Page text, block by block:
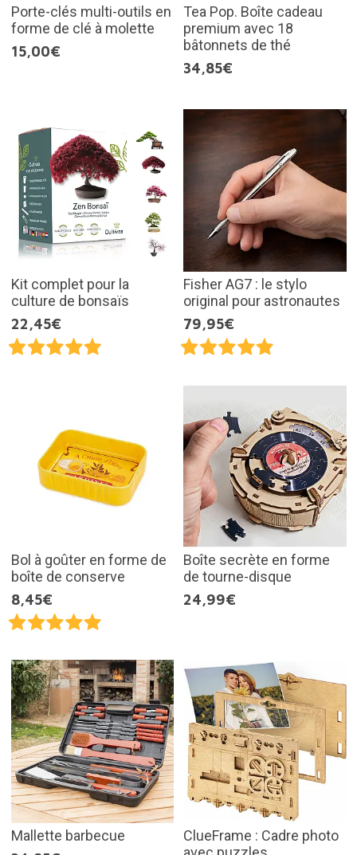
Porte-clés multi-outils en
forme de clé à molette
15,00€
Tea Pop. Boîte cadeau
premium avec 18
bâtonnets de thé
34,85€
Kit complet pour la
culture de bonsaïs
22,45€
Fisher AG7 : le stylo
original pour astronautes
79,95€
Bol à goûter en forme de
boîte de conserve
8,45€
Boîte secrète en forme
de tourne-disque
24,99€
Mallette barbecue
ClueFrame : Cadre photo